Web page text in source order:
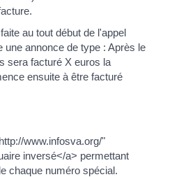
au tout début de l'appel
une annonce de type : Après le
sera facturé X euros la
ensuite à être facturé
www.infosva.org/"
inversé</a> permettant
chaque numéro spécial.